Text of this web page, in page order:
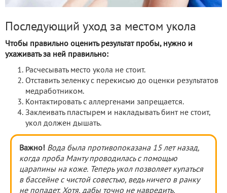
Последующий уход за местом укола
Чтобы правильно оценить результат пробы, нужно и
ухаживать за ней правильно:
Расчесывать место укола не стоит.
Отставить зеленку с перекисью до оценки результатов
медработником.
Контактировать с аллергенами запрещается.
Заклеивать пластырем и накладывать бинт не стоит,
укол должен дышать.
Важно! Вода была противопоказана 15 лет назад,
когда проба Манту проводилась с помощью
царапины на коже. Теперь укол позволяеткупаться
в бассейне с чистой совестью, ведь ничего в ранку
не попадет. Хотя, дабы точно не навредить,